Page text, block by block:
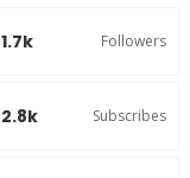
1.7k Followers
2.8k Subscribes